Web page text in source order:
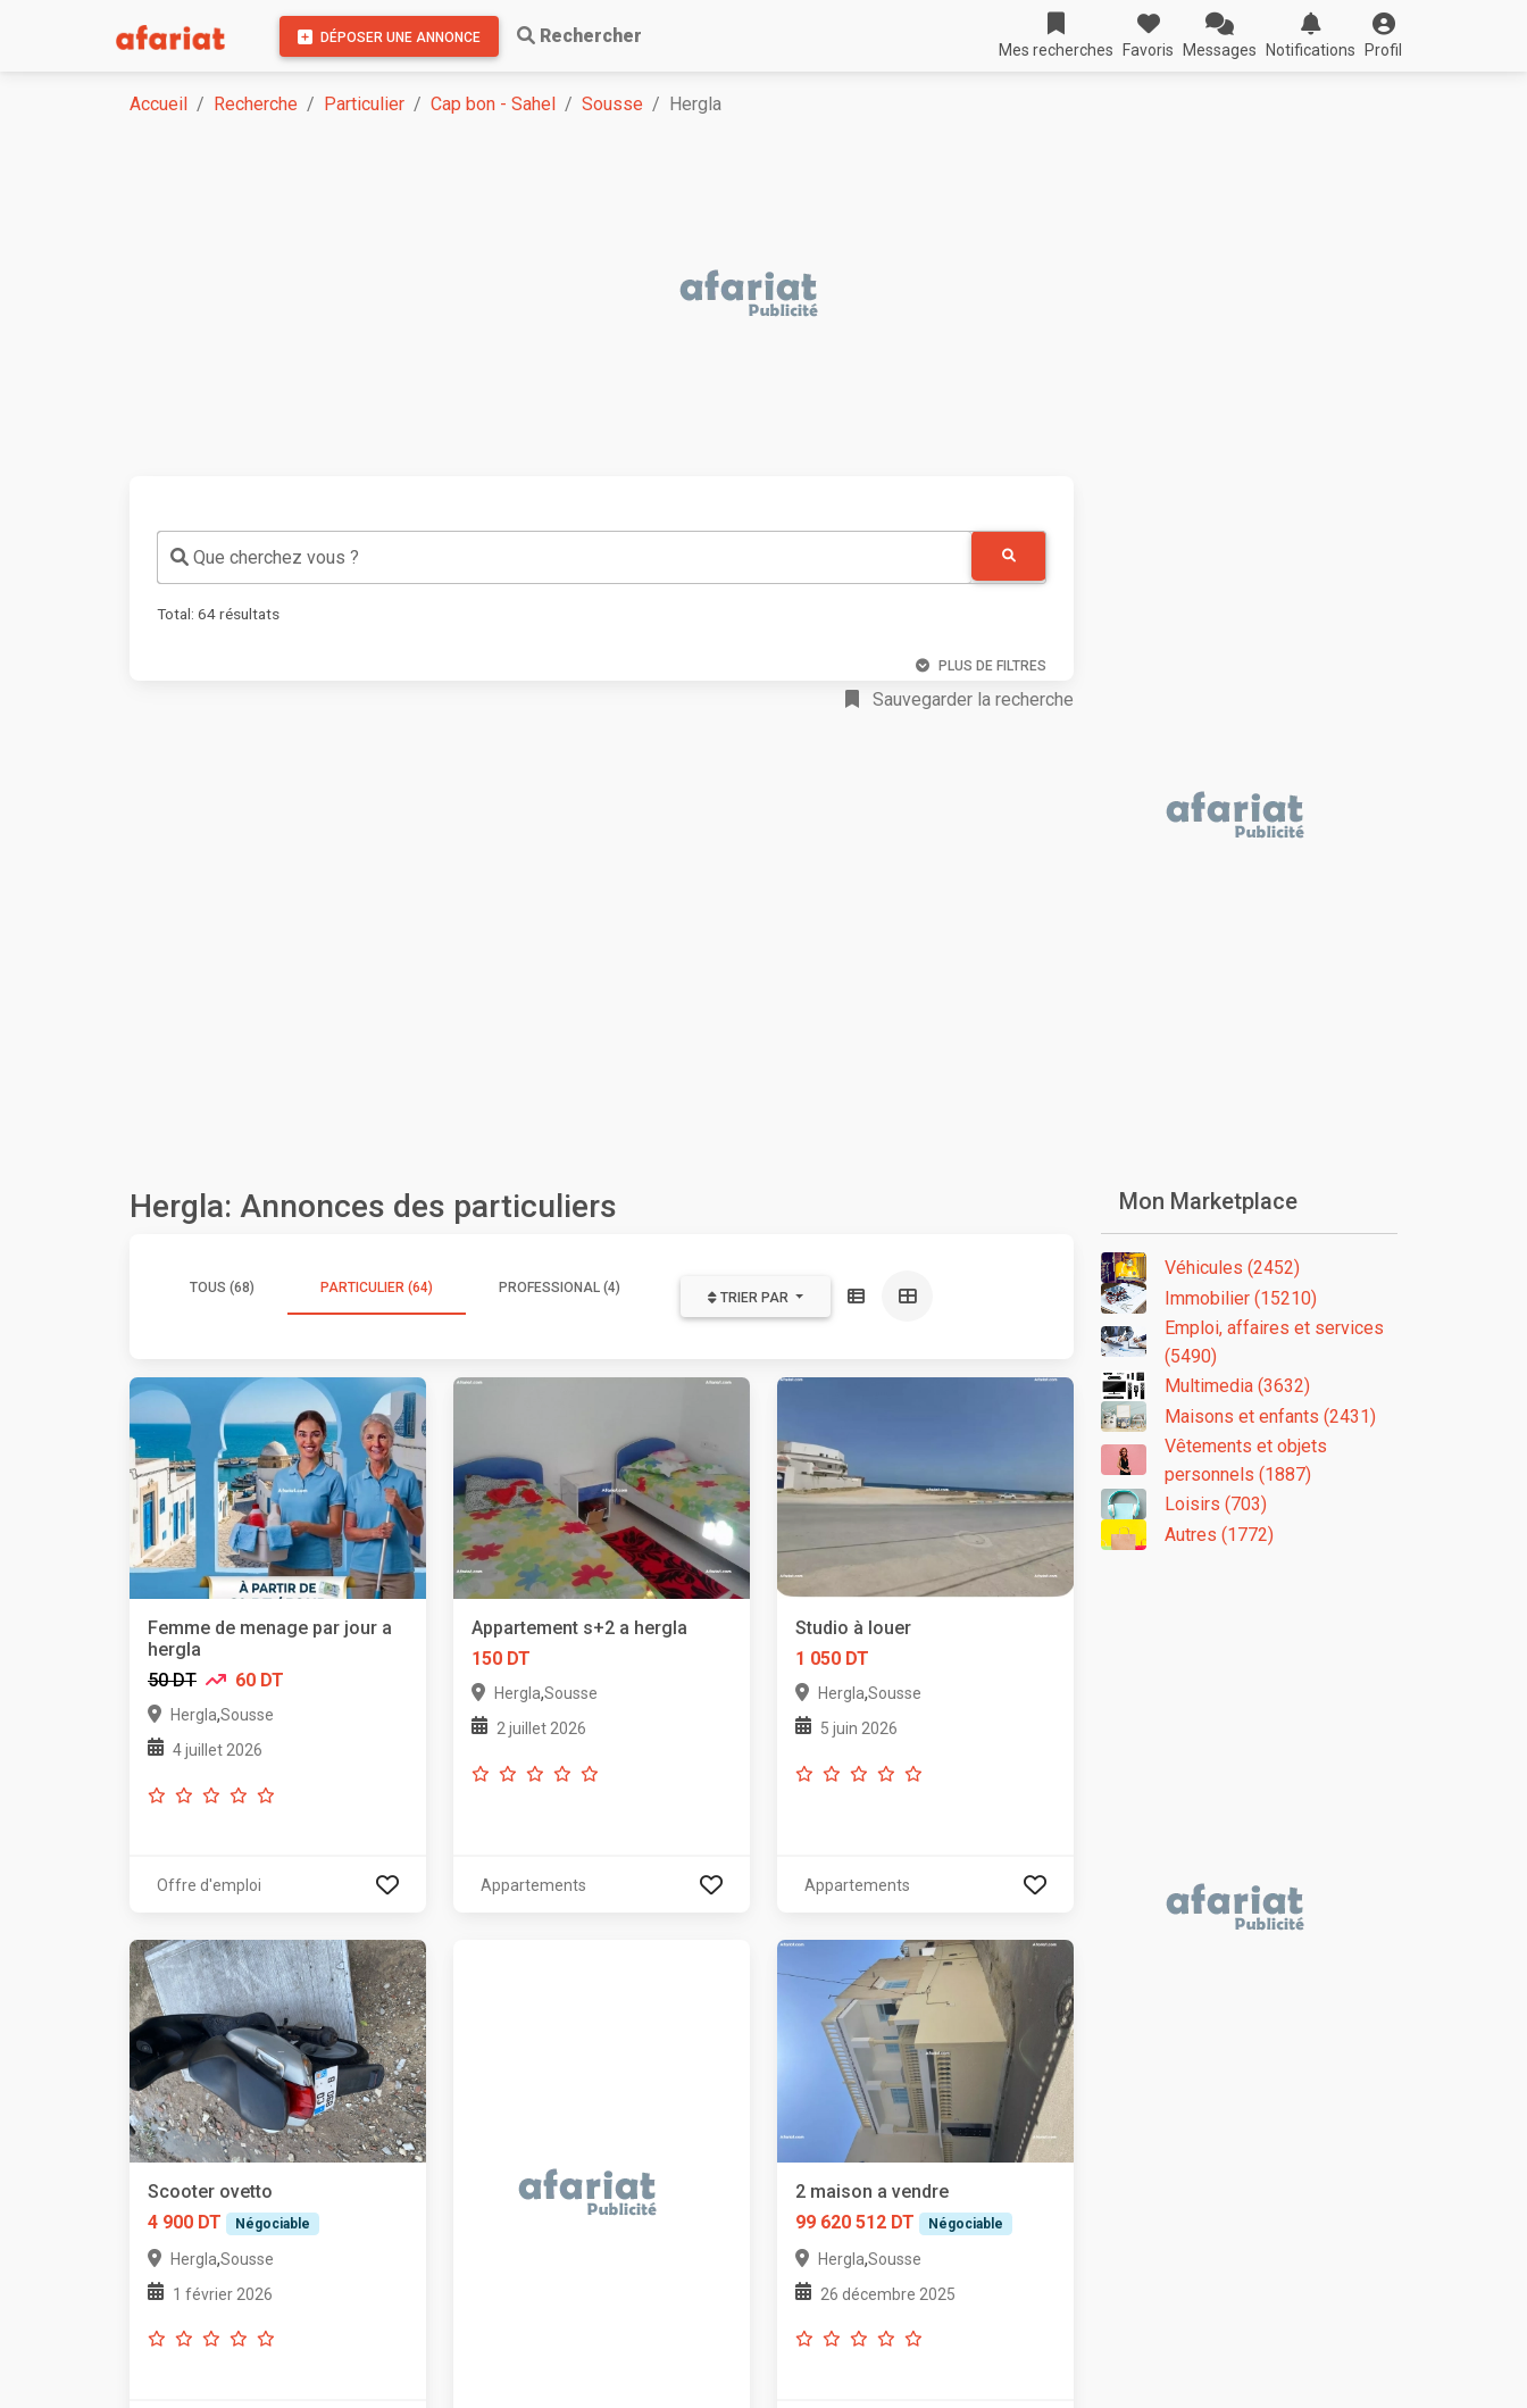
DÉPOSER UNE ANNONCE Rechercher
Mes recherches Favoris Messages Notifications Profil
Accueil Recherche Particulier Cap bon - Sahel Sousse Hergla
Que cherchez vous ?
Total: 64résultats
PLUS DE FILTRES
Sauvegarder la recherche
Hergla: Annonces des particuliers
TOUS (68) PARTICULIER (64) PROFESSIONAL (4)
TRIER PAR
Femme de menage par jour a
hergla
50 DT
60 DT
Hergla,Sousse
4 juillet 2026
Offre d'emploi
Appartement s+2 a hergla
150 DT
Hergla,Sousse
2 juillet 2026
Appartements
Studio à louer
1 050 DT
Hergla,Sousse
5 juin 2026
Appartements
Scooter ovetto
4 900 DT
Négociable
Hergla,Sousse
1 février 2026
2 maison a vendre
99 620 512 DT
Négociable
Hergla,Sousse
26 décembre 2025
Mon Marketplace
Véhicules (2452)
Immobilier (15210)
Emploi, affaires et services
(5490)
Multimedia (3632)
Maisons et enfants (2431)
Vêtements et objets
personnels (1887)
Loisirs (703)
Autres (1772)